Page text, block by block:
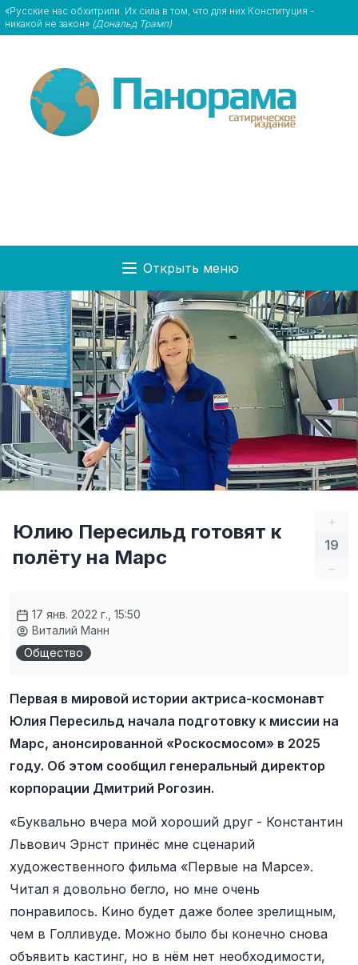
«Русские нас обхитрили. Их сила в том, что для них Конституция -
никакой не закон» (Дональд Трамп)
Открыть меню
+
19
–
Юлию Пересильд готовят к
полёту на Марс
17 янв. 2022 г., 15:50
Виталий Манн
Общество
Первая в мировой истории актриса-космонавт
Юлия Пересильд начала подготовку к миссии на
Марс, анонсированной «Роскосмосом» в 2025
году. Об этом сообщил генеральный директор
корпорации Дмитрий Рогозин.
«Буквально вчера мой хороший друг - Константин
Львович Эрнст принёс мне сценарий
художественного фильма «Первые на Марсе».
Читал я довольно бегло, но мне очень
понравилось. Кино будет даже более зрелищным,
чем в Голливуде. Можно было бы конечно снова
объявить кастинг, но в нём нет необходимости,